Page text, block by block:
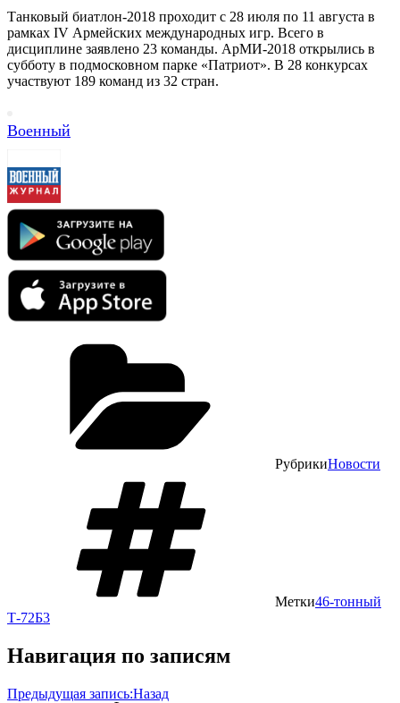
Танковый биатлон-2018 проходит с 28 июля по 11 августа в
рамках IV Армейских международных игр. Всего в
дисциплине заявлено 23 команды. АрМИ-2018 открылись в
субботу в подмосковном парке «Патриот». В 28 конкурсах
участвуют 189 команд из 32 стран.
Военный
РубрикиНовости
Метки46-тонный
Т-72Б3
Навигация по записям
Предыдущая запись:Назад